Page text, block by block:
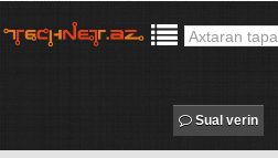
Sual verin